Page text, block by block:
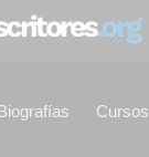
Cursos